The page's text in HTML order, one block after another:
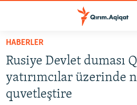
Esas
qaytmaq
Baş
navigatsiyağa
qaytmaq
SİYASET
İQTİSADİYAT
HABERLER
Rusiye Devlet duması
yatırımcılar üzerinde
quvetleştire